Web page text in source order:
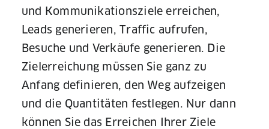
und Kommunikationsziele erreichen,
Leads generieren, Traffic aufrufen,
Besuche und Verkäufe generieren. Die
Zielerreichung müssen Sie ganz zu
Anfang definieren, den Weg aufzeigen
und die Quantitäten festlegen. Nur dann
können Sie das Erreichen Ihrer Ziele